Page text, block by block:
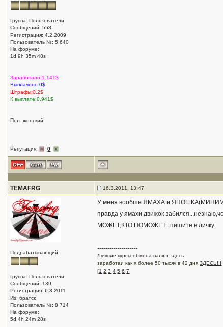
Группа: Пользователи
Сообщений: 558
Регистрация: 4.2.2009
Пользователь №: 5 640
На форуме:
1d 9h 35m 48s
Заработано:1.141$
Выплачено:0$
Штрафы:0.2$
К выплате:0.941$
Пол: женский
Репутация: 0
TEMAFRG 16.3.2011, 13:47
Подрабатывающий
Группа: Пользователи
Сообщений: 139
Регистрация: 6.3.2011
Из: братск
Пользователь №: 8 714
На форуме:
5d 4h 24m 28s
У меня вообше ЯМАХА и
правда у ямахи движок
МОЖЕТ,КТО ПОМОЖЕТ...пишите в личку
--------------------
Лучшие курсы обмена валют здесь
заработаи как я,более 50 тысяч в 42 дня,ЗДЕСЬ!!!
[1 2 3 4 5 6 7